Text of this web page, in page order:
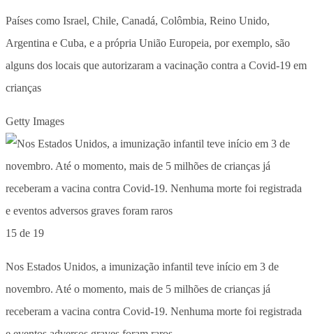
Países como Israel, Chile, Canadá, Colômbia, Reino Unido,
Argentina e Cuba, e a própria União Europeia, por exemplo, são
alguns dos locais que autorizaram a vacinação contra a Covid-19 em
crianças
Getty Images
15 de 19
Nos Estados Unidos, a imunização infantil teve início em 3 de
novembro. Até o momento, mais de 5 milhões de crianças já
receberam a vacina contra Covid-19. Nenhuma morte foi registrada